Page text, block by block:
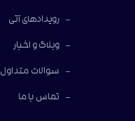
رویدادهای آتی
وبلاگ و اخبار
سوالات متداول
تماس با ما